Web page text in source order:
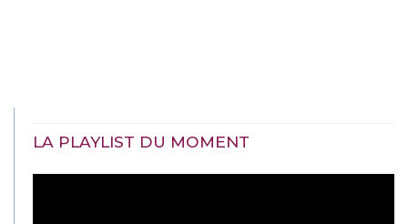
LA PLAYLIST DU MOMENT